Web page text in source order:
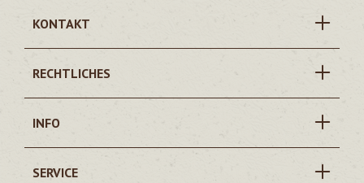
KONTAKT
RECHTLICHES
INFO
SERVICE